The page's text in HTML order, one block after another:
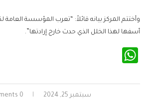
وأختتم المركز بيانه قائلاً: “تعرب المؤسسة العامة
أسفها لهذا الخلل الذي حدث خارج إرادتها”.
سبتمبر 25, 2024 0 comments